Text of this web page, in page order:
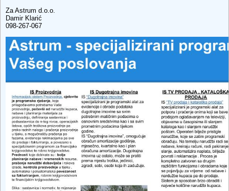
Za Astrum d.o.o.
Damir Klarić
098-267-067